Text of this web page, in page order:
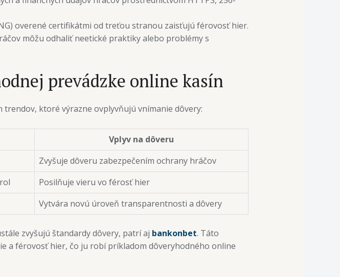
overené certifikátmi od treťou stranou zaisťujú férovosť hier.
môžu odhaliť neetické praktiky alebo problémy s
prevádzke online kasín
ktoré výrazne ovplyvňujú vnímanie dôvery:
Vplyv na dôveru
Zvyšuje dôveru zabezpečením ochrany hráčov
Posilňuje vieru vo férosť hier
Vytvára novú úroveň transparentnosti a dôvery
zvyšujú štandardy dôvery, patrí aj bankonbet. Táto
a férovosť hier, čo ju robí príkladom dôveryhodného online